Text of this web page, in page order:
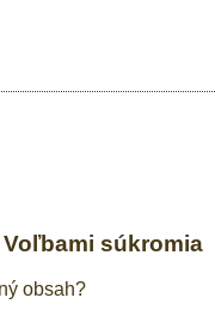
súkromia
obsah?